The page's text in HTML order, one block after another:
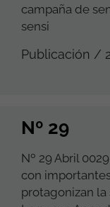
campaña de
sensi
Publicación /
Nº 29
Nº 29 Abril
con
protagonizan la